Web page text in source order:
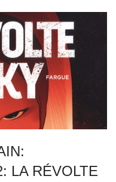
LA RÉVOLTE